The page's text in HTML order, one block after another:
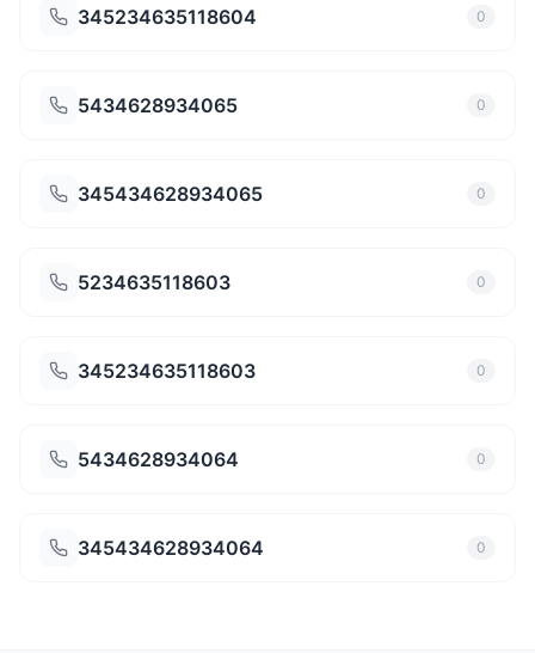
345234635118604 0
5434628934065 0
345434628934065 0
5234635118603 0
345234635118603 0
5434628934064 0
345434628934064 0